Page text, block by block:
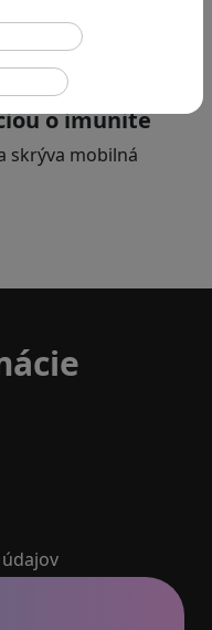
proti
Bunky v
o imunite
skrýva mobilná